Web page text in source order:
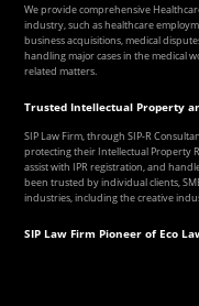
We provide comprehensive
industry, such as healthcare
business acquisitions, medical
handling major cases in the medical
related matters.
Trusted Intellectual Property
SIP Law Firm, through SIP-R
protecting their Intellectual Property
assist with IPR registration, and
been trusted by individual clients,
industries, including the creative
SIP Law Firm Pioneer of Eco